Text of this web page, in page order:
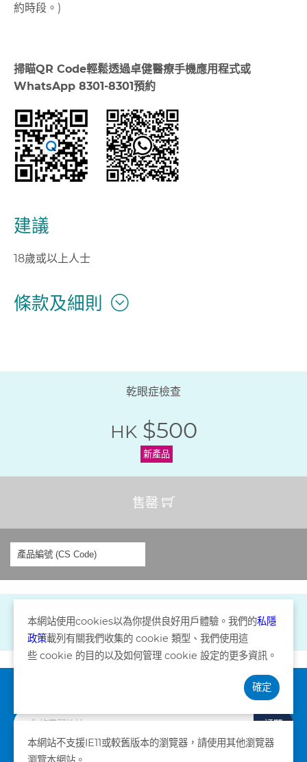
約時段。)
掃瞄QR Code輕鬆透過卓健醫療手機應用程式或
WhatsApp 8301-8301預約
建議
18歲或以上人士
條款及細則
乾眼症檢查
HK $500
新產品
售罄
訂閱
本網站使用cookies以為你提供良好用戶體驗。我們的私隱
政策載列有關我們收集的 cookie 類型、我們使用這
些 cookie 的目的以及如何管理 cookie 設定的更多資訊。
確定
本網站不支援IE11或較舊版本的瀏覽器，請使用其他瀏覽器